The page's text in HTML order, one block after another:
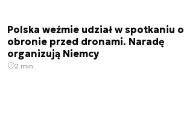
Polska weźmie udział w spotkaniu o
obronie przed dronami. Naradę
organizują Niemcy
2 min.